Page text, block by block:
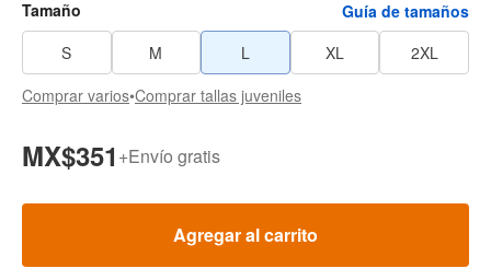
Tamaño
Guía de tamaños
S
M L XL
2XL
Comprar varios•Comprar tallas juveniles
MX$351 +Envío gratis
Agregar al carrito